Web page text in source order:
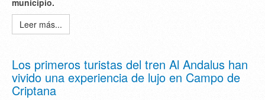
municipio.
Leer más...
Los primeros turistas del tren Al Andalus han
vivido una experiencia de lujo en Campo de
Criptana